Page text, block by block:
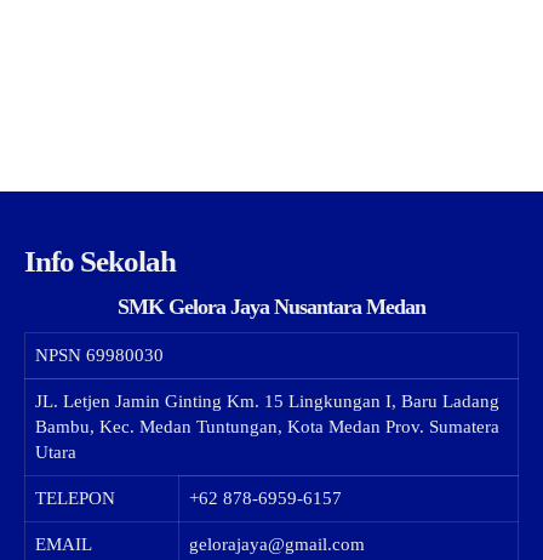
Info Sekolah
SMK Gelora Jaya Nusantara Medan
NPSN 69980030
JL. Letjen Jamin Ginting Km. 15 Lingkungan I, Baru Ladang
Bambu, Kec. Medan Tuntungan, Kota Medan Prov. Sumatera
Utara
TELEPON +62 878-6959-6157
EMAIL gelorajaya@gmail.com